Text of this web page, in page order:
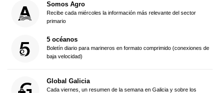
Somos Agro
Recibe cada miércoles la información más relevante del sector
primario
5 océanos
Boletín diario para marineros en formato comprimido (conexiones de
baja velocidad)
Global Galicia
Cada viernes, un resumen de la semana en Galicia y sobre los